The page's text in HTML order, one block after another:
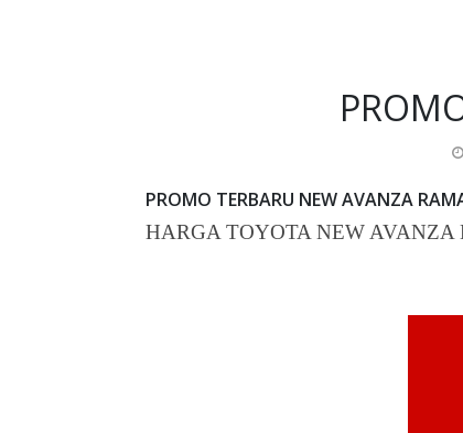
PROMO TERBARU NEW AVANZA
HARGA TOYOTA NEW